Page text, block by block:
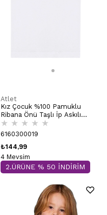
Atlet
Kız Çocuk %100 Pamuklu
Ribana Önü Taşlı İp Askılı
Atlet | Beyaz K0817
★ ★ ★ ★ ★
6160300019
₺144,99
4 Mevsim
2.ÜRÜNE % 50 İNDİRİM